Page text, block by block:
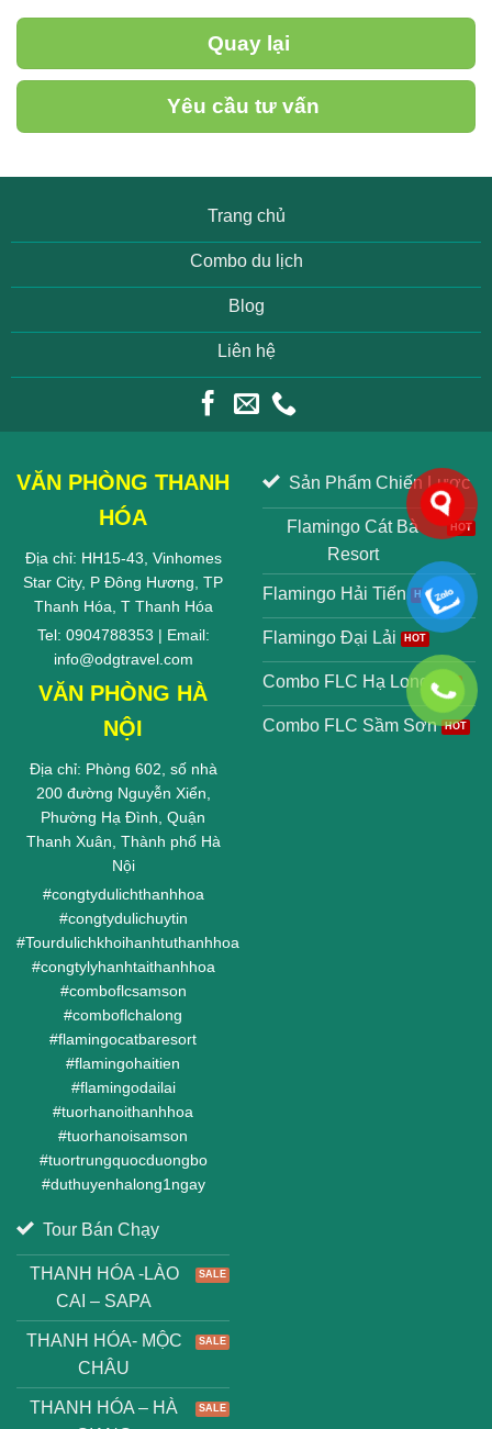
Quay lại
Yêu cầu tư vấn
Trang chủ
Combo du lịch
Blog
Liên hệ
VĂN PHÒNG THANH
HÓA
Địa chỉ: HH15-43, Vinhomes
Star City, P Đông Hương, TP
Thanh Hóa, T Thanh Hóa
Tel: 0904788353 | Email:
info@odgtravel.com
VĂN PHÒNG HÀ
NỘI
Địa chỉ: Phòng 602, số nhà
200 đường Nguyễn Xiển,
Phường Hạ Đình, Quận
Thanh Xuân, Thành phố Hà
Nội
#congtydulichthanhhoa
#congtydulichuytin
#Tourdulichkhoihanhtuthanhhoa
#congtylyhanhtaithanhhoa
#comboflcsamson
#comboflchalong
#flamingocatbaresort
#flamingohaitien
#flamingodailai
#tuorhanoithanhhoa
#tuorhanoisamson
#tuortrungquocduongbo
#duthuyenhalong1ngay
Sản Phẩm Chiến Lược
Flamingo Cát Bà
Resort
Flamingo Hải Tiến
Flamingo Đại Lải
Combo FLC Hạ Long
Combo FLC Sầm Sơn
Tour Bán Chạy
THANH HÓA -LÀO
CAI – SAPA
THANH HÓA- MỘC
CHÂU
THANH HÓA – HÀ